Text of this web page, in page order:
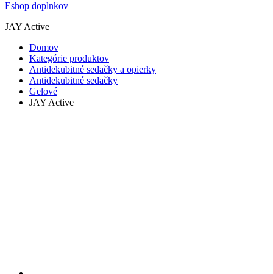
Eshop doplnkov
JAY Active
Domov
Kategórie produktov
Antidekubitné sedačky a opierky
Antidekubitné sedačky
Gelové
JAY Active